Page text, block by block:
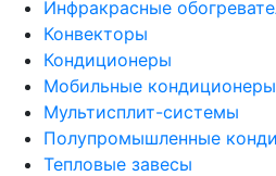
Инфракрасные
Конвекторы
Кондиционеры
Мобильные кондиционеры
Мультисплит-системы
Полупромышленные
Тепловые завесы